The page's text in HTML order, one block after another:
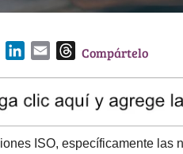
k
e
d
l
T
e
a
d
Compártelo
ISO, específicamente las